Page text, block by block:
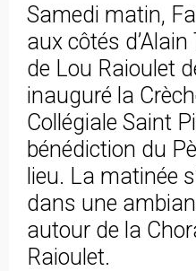
Samedi matin,
aux côtés
de Lou Raioulet
inauguré la
Collégiale Saint
bénédiction du
lieu. La matinée
dans une
autour de la
Raioulet.